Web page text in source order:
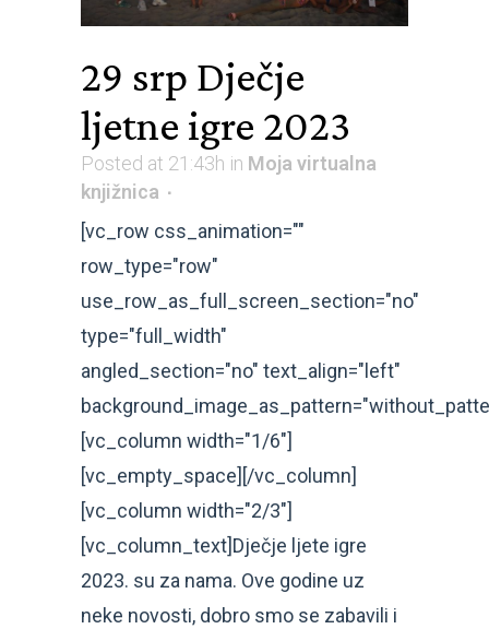
29 srp Dječje
ljetne igre 2023
Posted at 21:43h in Moja virtualna
knjižnica
[vc_row css_animation=""
row_type="row"
use_row_as_full_screen_section="no"
type="full_width"
angled_section="no" text_align="left"
[vc_column width="1/6"]
[vc_empty_space][/vc_column]
[vc_column width="2/3"]
[vc_column_text]Dječje ljete igre
2023. su za nama. Ove godine uz
neke novosti, dobro smo se zabavili i